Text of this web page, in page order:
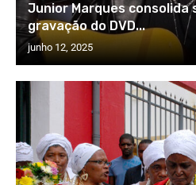
Junior Marques consolida
gravação do DVD...
junho 12, 2025